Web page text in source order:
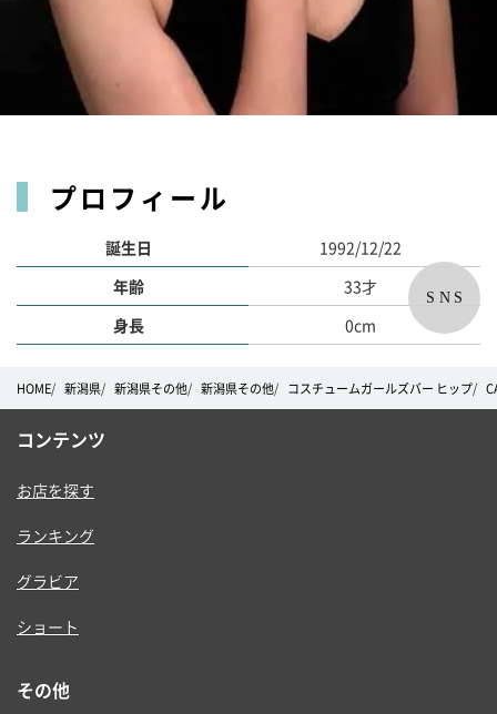
プロフィール
誕生日
1992/12/22
年齢
33才
身長
0cm
SNS
HOME 新潟県 新潟県その他 新潟県その他 コスチュームガールズバー ヒップ
コンテンツ
お店を探す
ランキング
グラビア
ショート
その他